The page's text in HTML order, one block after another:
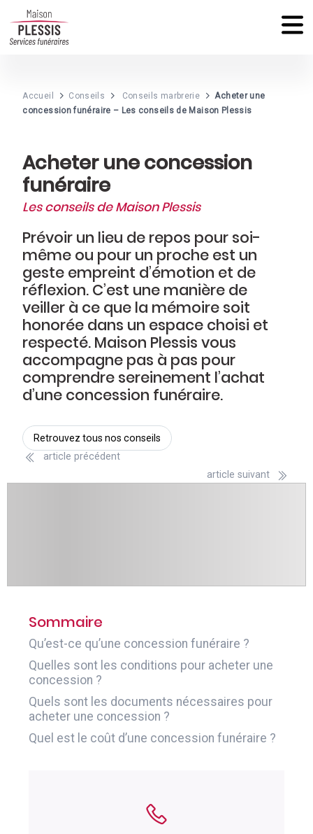
Acheter une concession
funéraire
Les conseils de Maison Plessis
Accueil Conseils Conseils marbrerie
Acheter une
concession funéraire – Les conseils de Maison Plessis
Prévoir un lieu de repos pour soi-
même ou pour un proche est un
geste empreint d’émotion et de
réflexion. C’est une manière de
veiller à ce que la mémoire soit
honorée dans un espace choisi et
respecté. Maison Plessis vous
accompagne pas à pas pour
comprendre sereinement l’achat
d’une concession funéraire.
Retrouvez tous nos conseils
précédent
suivant
Sommaire
Qu’est-ce qu’une concession funéraire ?
Quelles sont les conditions pour acheter une
concession ?
Quels sont les documents nécessaires pour
acheter une concession ?
Quel est le coût d’une concession funéraire ?